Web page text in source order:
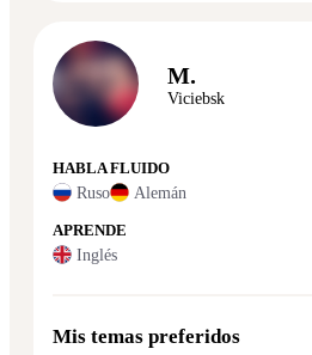
M.
Viciebsk
HABLA FLUIDO
Ruso Alemán
APRENDE
Inglés
Mis temas preferidos